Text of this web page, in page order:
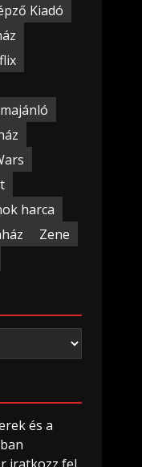
Kiadó
harca
Zene
és a